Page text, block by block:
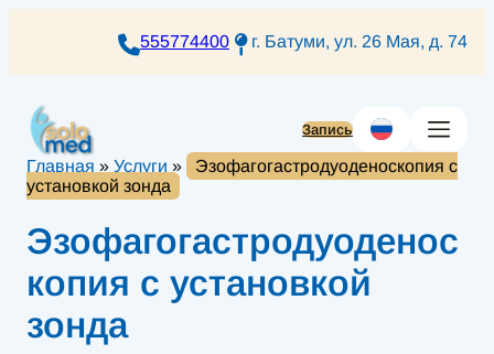
555774400 г. Батуми, ул. 26 Мая, д. 74
Запись
Главная » Услуги »
Эзофагогастродуоденоскопия с
установкой зонда
Эзофагогастродуоденос
копия с установкой
зонда